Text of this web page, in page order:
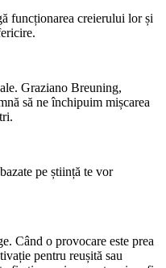
funcționarea creierului lor și
Graziano Breuning,
să ne închipuim mișcarea
pe știință te vor
Când o provocare este prea
pentru reușită sau